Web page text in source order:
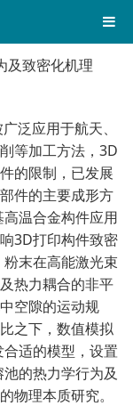
及致密化机理
泛应用于航天、
等加工方法，3D
的限制，已发展
件的主要成形方
温合金构件应用
3D打印构件致密
末在高能激光束
热力耦合的非平
空隙的运动规
之下，数值模拟
适的模型，设置
的热力学行为及
物理本质研究。